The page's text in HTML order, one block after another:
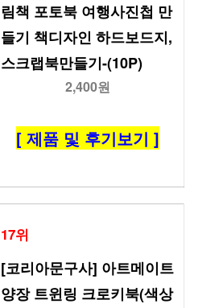
림책 포토북 여행사진첩 만
들기 책디자인 하드보드지,
스크랩북만들기-(10P)
2,400원
[ 제품 및 후기보기 ]
17위
[코리아문구사] 아트메이트
양장 트윈링 크로키북(색상